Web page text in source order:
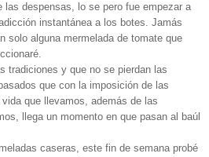
las despensas, lo se pero fue empezar a
instantánea a los botes. Jamás
solo alguna mermelada de tomate que
tradiciones y que no se pierdan las
que con la imposición de las
que llevamos, además de las
llega un momento en que pasan al baúl
caseras, este fin de semana probé